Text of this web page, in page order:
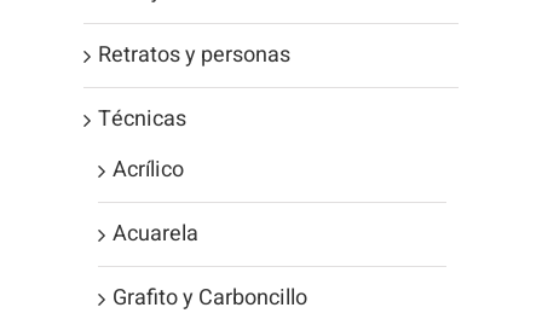
Retratos y personas
Técnicas
Acrílico
Acuarela
Grafito y Carboncillo